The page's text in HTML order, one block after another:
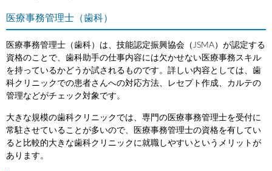
医療事務管理士（歯科）
医療事務管理士（歯科）は、技能認定振興協会（JSMA）が認定する
資格のことで、歯科助手の仕事内容には欠かせない医療事務スキル
を持っているかどうか試されるものです。詳しい内容としては、歯
科クリニックでの患者さんへの対応方法、レセプト作成、カルテの
管理などがチェック対象です。
大きな規模の歯科クリニックでは、専門の医療事務管理士を受付に
常駐させていることが多いので、医療事務管理士の資格を有してい
ると比較的大きな歯科クリニックに就職しやすいというメリットが
あります。